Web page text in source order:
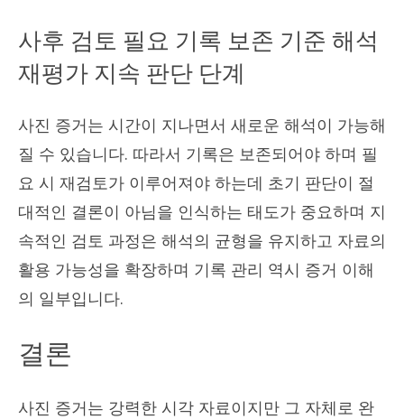
사후 검토 필요 기록 보존 기준 해석
재평가 지속 판단 단계
사진 증거는 시간이 지나면서 새로운 해석이 가능해
질 수 있습니다. 따라서 기록은 보존되어야 하며 필
요 시 재검토가 이루어져야 하는데 초기 판단이 절
대적인 결론이 아님을 인식하는 태도가 중요하며 지
속적인 검토 과정은 해석의 균형을 유지하고 자료의
활용 가능성을 확장하며 기록 관리 역시 증거 이해
의 일부입니다.
결론
사진 증거는 강력한 시각 자료이지만 그 자체로 완